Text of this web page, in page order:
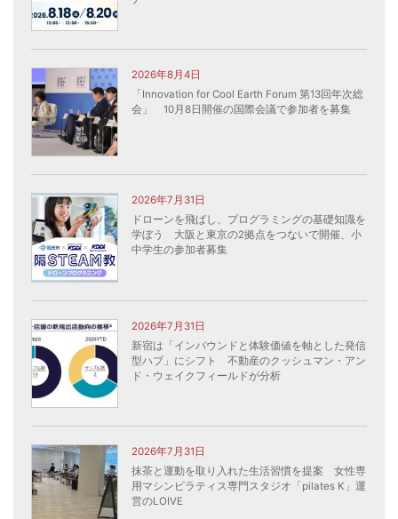
2026年8月4日
「Innovation for Cool Earth Forum 第13回年次総
会」 10月8日開催の国際会議で参加者を募集
2026年7月31日
ドローンを飛ばし、プログラミングの基礎知識を
学ぼう 大阪と東京の2拠点をつないで開催、小
中学生の参加者募集
2026年7月31日
新宿は「インバウンドと体験価値を軸とした発信
型ハブ」にシフト 不動産のクッシュマン・アン
ド・ウェイクフィールドが分析
2026年7月31日
抹茶と運動を取り入れた生活習慣を提案 女性専
用マシンピラティス専門スタジオ「pilates K」運
営のLOIVE